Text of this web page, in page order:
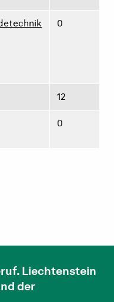
0
12
0
Liechtenstein
der